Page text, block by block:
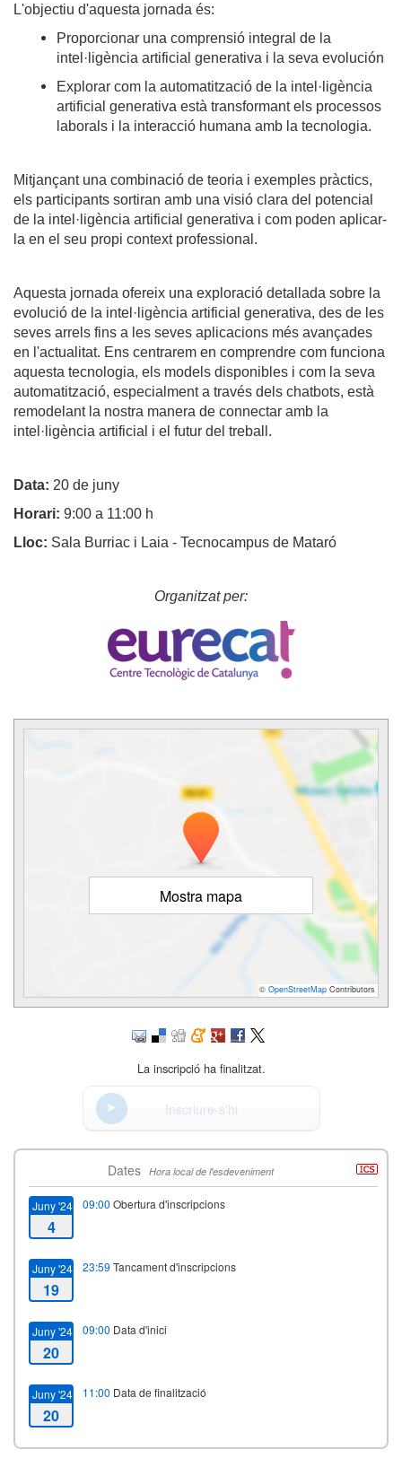
L'objectiu d'aquesta jornada és:
Proporcionar una comprensió integral de la
intel·ligència artificial generativa i la seva evolución
Explorar com la automatització de la intel·ligència
artificial generativa està transformant els processos
laborals i la interacció humana amb la tecnologia.
Mitjançant una combinació de teoria i exemples pràctics,
els participants sortiran amb una visió clara del potencial
de la intel·ligència artificial generativa i com poden aplicar-
la en el seu propi context professional.
Aquesta jornada ofereix una exploració detallada sobre la
evolució de la intel·ligència artificial generativa, des de les
seves arrels fins a les seves aplicacions més avançades
en l'actualitat. Ens centrarem en comprendre com funciona
aquesta tecnologia, els models disponibles i com la seva
automatització, especialment a través dels chatbots, està
remodelant la nostra manera de connectar amb la
intel·ligència artificial i el futur del treball.
Data: 20 de juny
Horari: 9:00 a 11:00 h
Lloc: Sala Burriac i Laia - Tecnocampus de Mataró
Organitzat per:
Mostra mapa
© OpenStreetMap Contributors
La inscripció ha finalitzat.
Inscriure-s'hi
Dates Hora local de l'esdeveniment
Juny '24
4
09:00 Obertura d'inscripcions
Juny '24
19
23:59 Tancament d'inscripcions
Juny '24
20
09:00 Data d'inici
Juny '24
20
11:00 Data de finalització